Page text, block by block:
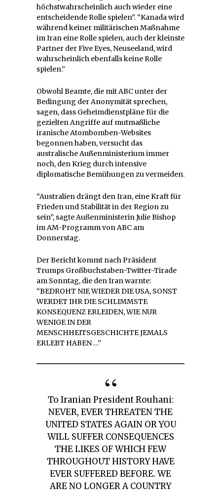
höchstwahrscheinlich auch wieder eine
entscheidende Rolle spielen”. “Kanada wird
während keiner militärischen Maßnahme
im Iran eine Rolle spielen, auch der kleinste
Partner der Five Eyes, Neuseeland, wird
wahrscheinlich ebenfalls keine Rolle
spielen.”
Obwohl Beamte, die mit ABC unter der
Bedingung der Anonymität sprechen,
sagen, dass Geheimdienstpläne für die
gezielten Angriffe auf mutmaßliche
iranische Atombomben-Websites
begonnen haben, versucht das
australische Außenministerium immer
noch, den Krieg durch intensive
diplomatische Bemühungen zu vermeiden.
“Australien drängt den Iran, eine Kraft für
Frieden und Stabilität in der Region zu
sein”, sagte Außenministerin Julie Bishop
im AM-Programm von ABC am
Donnerstag.
Der Bericht kommt nach Präsident
Trumps Großbuchstaben-Twitter-Tirade
am Sonntag, die den Iran warnte:
“BEDROHT NIE WIEDER DIE USA, SONST
WERDET IHR DIE SCHLIMMSTE
KONSEQUENZ ERLEIDEN, WIE NUR
WENIGE IN DER
MENSCHHEITSGESCHICHTE JEMALS
ERLEBT HABEN …”
To Iranian President Rouhani:
NEVER, EVER THREATEN THE
UNITED STATES AGAIN OR YOU
WILL SUFFER CONSEQUENCES
THE LIKES OF WHICH FEW
THROUGHOUT HISTORY HAVE
EVER SUFFERED BEFORE. WE
ARE NO LONGER A COUNTRY